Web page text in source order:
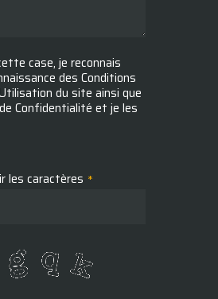
case, je reconnais
des Conditions
du site ainsi que
Confidentialité et je les
les caractères *